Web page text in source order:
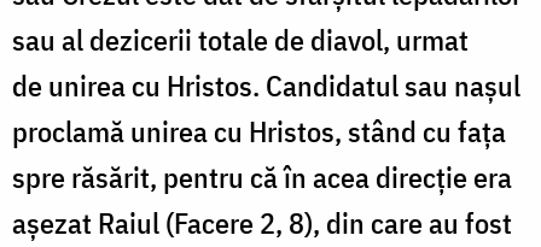
sau al dezicerii totale de diavol, urmat
de unirea cu Hristos. Candidatul sau nașul
proclamă unirea cu Hristos, stând cu fața
spre răsărit, pentru că în acea direcție era
așezat Raiul (Facere 2, 8), din care au fost